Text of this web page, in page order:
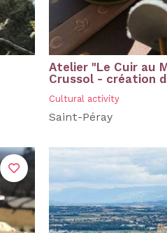
Atelier "Le Cuir au
Crussol - création
Cultural activity
Saint-Péray